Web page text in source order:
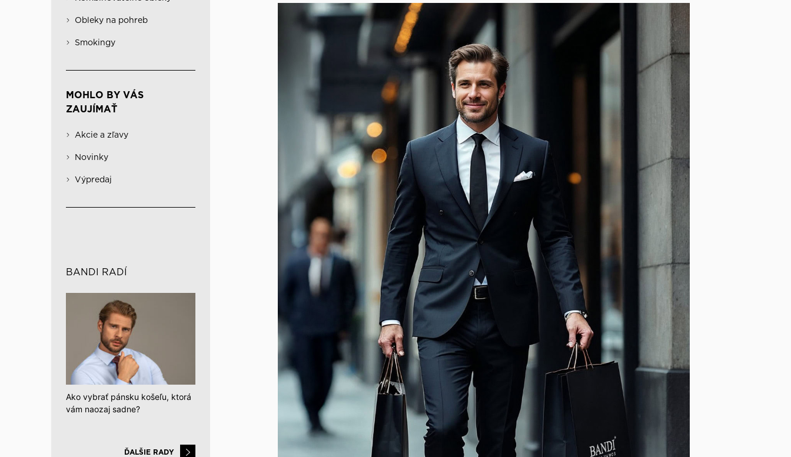
Smokingové pásy
Dáždniky
Významné udalosti
Obleky na pohreb
Smokingy
MOHLO BY VÁS
ZAUJÍMAŤ
Akcie a zľavy
Novinky
Výpredaj
BANDI RADÍ
Ako vybrať pánsku košeľu, ktorá
vám naozaj sadne?
ĎALŠIE RADY